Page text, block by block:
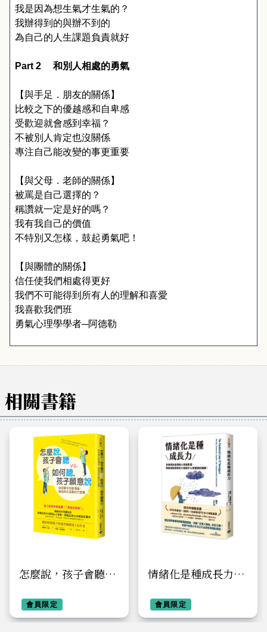
我是因為想生氣才生氣的？
我辦得到的與辦不到的
為自己的人生課題負責就好
Part 2 和別人相處的勇氣
【與手足．朋友的關係】
比較之下的優越感和自卑感
受歡迎就會感到幸福？
不被別人肯定也沒關係
專注自己能改變的事更重要
【與父母．老師的關係】
被罵是自己選擇的？
稱讚就一定是好的嗎？
我有我自己的價值
不特別又怎樣，鼓起勇氣吧！
【與團體的關係】
信任使我們相處得更好
我們不可能得到所有人的理解和喜愛
我喜歡我們班
勇氣心理學學者─阿德勒
相關書籍
怎麼說，孩子會聽
意說：協助親子改善
溝通、創造良好互動
會員限定
情緒化是種成長力：
面影響，學會面對與
掌控才是提升心理健
會員限定